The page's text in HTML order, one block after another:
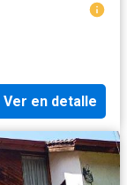
Ver en detalle